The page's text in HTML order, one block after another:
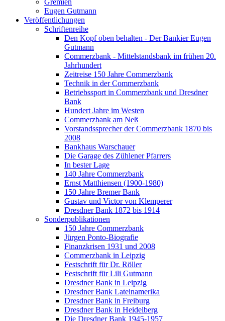
Gremien
Eugen Gutmann
Veröffentlichungen
Schriftenreihe
Den Kopf oben behalten - Der Bankier Eugen
Gutmann
Commerzbank - Mittelstandsbank im frühen 20.
Jahrhundert
Zeitreise 150 Jahre Commerzbank
Technik in der Commerzbank
Betriebssport in Commerzbank und Dresdner
Bank
Hundert Jahre im Westen
Commerzbank am Neß
Vorstandssprecher der Commerzbank 1870 bis
2008
Bankhaus Warschauer
Die Garage des Zühlener Pfarrers
In bester Lage
140 Jahre Commerzbank
Ernst Matthiensen (1900-1980)
150 Jahre Bremer Bank
Gustav und Victor von Klemperer
Dresdner Bank 1872 bis 1914
Sonderpublikationen
150 Jahre Commerzbank
Jürgen Ponto-Biografie
Finanzkrisen 1931 und 2008
Commerzbank in Leipzig
Festschrift für Dr. Röller
Festschrift für Lili Gutmann
Dresdner Bank in Leipzig
Dresdner Bank Lateinamerika
Dresdner Bank in Freiburg
Dresdner Bank in Heidelberg
Die Dresdner Bank 1945-1957